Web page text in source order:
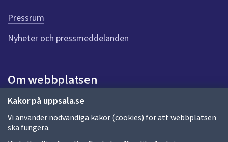
Kakor på uppsala.se
Vi använder nödvändiga kakor (cookies) för att webbplatsen
ska fungera.
e
n
n
a
d
a
Pressrum
Nyheter och pressmeddelanden
Om webbplatsen
Om webbplatsen
Allmänna handlingar och diarium
Behandling av personuppgifter